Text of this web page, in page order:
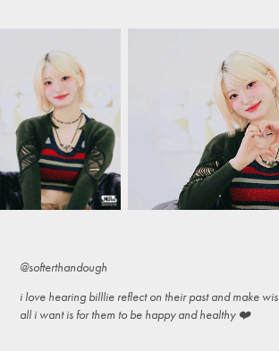
@softerthandough
i love hearing billlie reflect on their past and make
all i want is for them to be happy and healthy ❤️